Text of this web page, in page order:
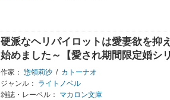
硬派なヘリパイロットは愛妻欲を抑
始めました～【愛され期間限定婚シリ
作家： 惣領莉沙 / カトーナオ
ジャンル：
ライトノベル
雑誌・レーベル：
マカロン文庫